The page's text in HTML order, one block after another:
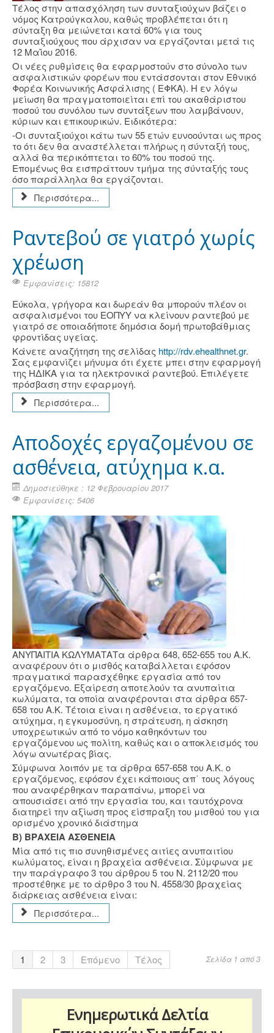
Τέλος στην απασχόληση των συνταξιούχων βάζει ο
νόμος Κατρούγκαλου, καθώς προβλέπεται ότι η
σύνταξη θα μειώνεται κατά 60% για τους
συνταξιούχους που άρχισαν να εργάζονται μετά τις
12 Μαΐου 2016.
Οι νέες ρυθμίσεις θα εφαρμοστούν στο σύνολο των
ασφαλιστικών φορέων που εντάσσονται στον Εθνικό
Φορέα Κοινωνικής Ασφάλισης ( ΕΦΚΑ). Η εν λόγω
μείωση θα πραγματοποιείται επί του ακαθάριστου
ποσού του συνόλου των συντάξεων που λαμβάνουν,
κύριων και επικουρικών. Ειδικότερα:
-Οι συνταξιούχοι κάτω των 55 ετών ευνοούνται ως προς
το ότι δεν θα αναστέλλεται πλήρως η σύνταξή τους,
αλλά θα περικόπτεται το 60% του ποσού της.
Επομένως θα εισπράττουν τμήμα της σύνταξής τους
όσο παράλληλα θα εργάζονται.
Περισσότερα...
Ραντεβού σε γιατρό χωρίς
χρέωση
Εμφανίσεις: 15812
Εύκολα, γρήγορα και δωρεάν θα μπορούν πλέον οι
ασφαλισμένοι του ΕΟΠΥΥ να κλείνουν ραντεβού με
γιατρό σε οποιαδήποτε δημόσια δομή πρωτοβάθμιας
φροντίδας υγείας.
Κάνετε αναζήτηση της σελίδας http://rdv.ehealthnet.gr.
Σας εμφανίζει μήνυμα ότι έχετε μπει στην εφαρμογή
της ΗΔΙΚΑ για τα ηλεκτρονικά ραντεβού. Επιλέγετε
πρόσβαση στην εφαρμογή.
Περισσότερα...
Αποδοχές εργαζομένου σε
ασθένεια, ατύχημα κ.α.
Δημοσιεύθηκε : 12 Φεβρουαρίου 2017
Εμφανίσεις: 5406
ΑΝΥΠΑΙΤΙΑ ΚΩΛΥΜΑΤΑΤα άρθρα 648, 652-655 του Α.Κ.
αναφέρουν ότι ο μισθός καταβάλλεται εφόσον
πραγματικά παρασχέθηκε εργασία από τον
εργαζόμενο. Εξαίρεση αποτελούν τα ανυπαίτια
κωλύματα, τα οποία αναφέρονται στα άρθρα 657-
658 του Α.Κ. Τέτοια είναι η ασθένεια, το εργατικό
ατύχημα, η εγκυμοσύνη, η στράτευση, η άσκηση
υποχρεωτικών από το νόμο καθηκόντων του
εργαζόμενου ως πολίτη, καθώς και ο αποκλεισμός του
λόγω ανωτέρας βίας.
Σύμφωνα λοιπόν με τα άρθρα 657-658 του Α.Κ. ο
εργαζόμενος, εφόσον έχει κάποιους απ΄ τους λόγους
που αναφέρθηκαν παραπάνω, μπορεί να
απουσιάσει από την εργασία του, και ταυτόχρονα
διατηρεί την αξίωση προς είσπραξη του μισθού του για
ορισμένο χρονικό διάστημα
Β) ΒΡΑΧΕΙΑ ΑΣΘΕΝΕΙΑ
Μία από τις πιο συνηθισμένες αιτίες ανυπαιτίου
κωλύματος, είναι η βραχεία ασθένεια. Σύμφωνα με
την παράγραφο 3 του άρθρου 5 του Ν. 2112/20 που
προστέθηκε με το άρθρο 3 του Ν. 4558/30 βραχείας
διάρκειας ασθένεια είναι:
Περισσότερα...
Σελίδα 1 από 3
1 2 3 Επόμενο Τέλος
Ενημερωτικά Δελτία